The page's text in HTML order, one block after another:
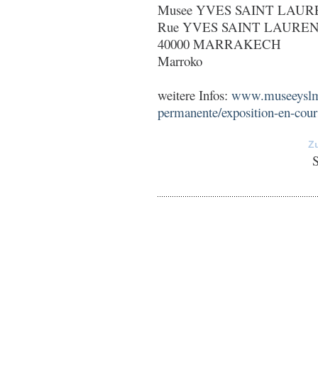
Musee YVES SAINT
Rue YVES SAINT
40000 MARRAKECH
Marroko
weitere Infos:
permanente/exposition-en-